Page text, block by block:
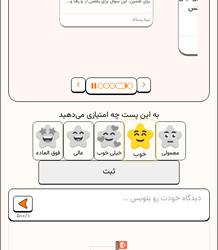
شانس
نیما رستاک
ثبت
معمولی خوب خیلی خوب عالی فوق العاده
به این پست چه امتیازی می‌دهید
500/0